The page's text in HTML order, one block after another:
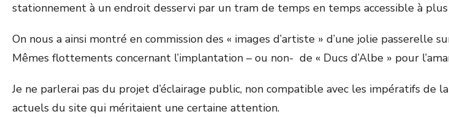
stationnement à un endroit desservi par un tram de temps en temps accessible à
On nous a ainsi montré en commission des « images d’artiste » d’une jolie
Mêmes flottements concernant l’implantation – ou non- de « Ducs d’Albe » pour
Je ne parlerai pas du projet d’éclairage public, non compatible avec les impératifs
actuels du site qui méritaient une certaine attention.